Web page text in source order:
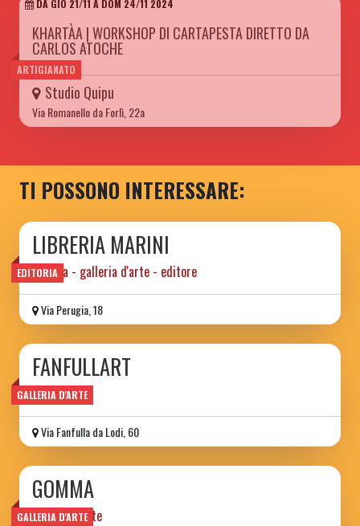
ARTIGIANATO
DA GIO 21/11 A DOM 24/11 2024
KHARTÀA | WORKSHOP DI CARTAPESTA DIRETTO DA
CARLOS ATOCHE
Studio Quipu
Via Romanello da Forlì, 22a
TI POSSONO INTERESSARE:
EDITORIA
LIBRERIA MARINI
libreria - galleria d'arte - editore
Via Perugia, 18
GALLERIA D'ARTE
FANFULLART
guest house
Via Fanfulla da Lodi, 60
GALLERIA D'ARTE
GOMMA
galleria d'arte